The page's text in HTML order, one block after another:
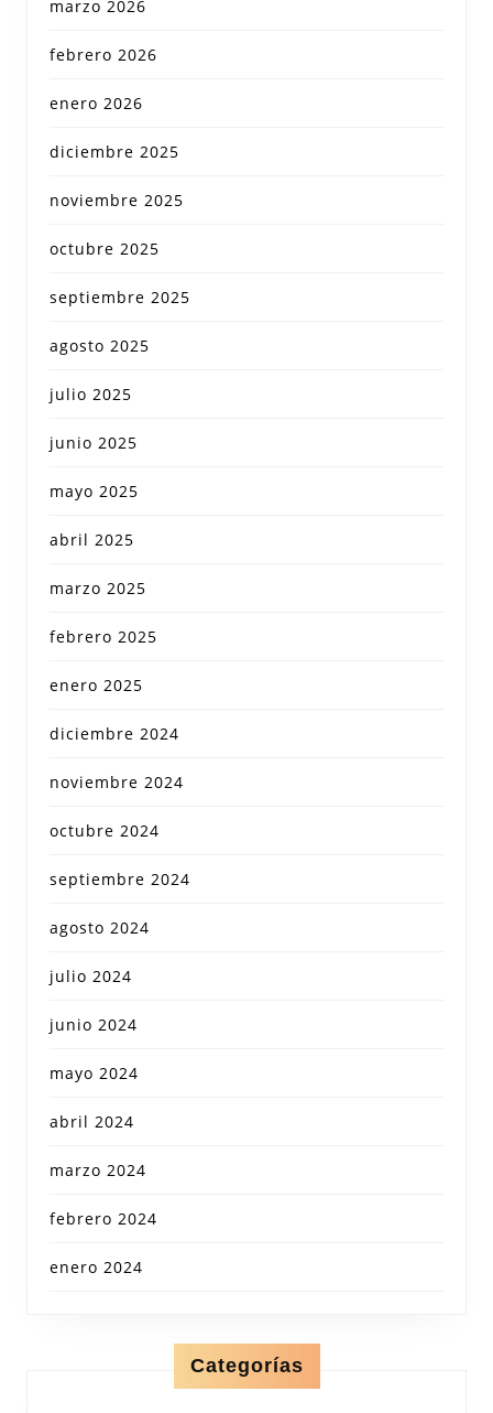
marzo 2026
febrero 2026
enero 2026
diciembre 2025
noviembre 2025
octubre 2025
septiembre 2025
agosto 2025
julio 2025
junio 2025
mayo 2025
abril 2025
marzo 2025
febrero 2025
enero 2025
diciembre 2024
noviembre 2024
octubre 2024
septiembre 2024
agosto 2024
julio 2024
junio 2024
mayo 2024
abril 2024
marzo 2024
febrero 2024
enero 2024
Categorías